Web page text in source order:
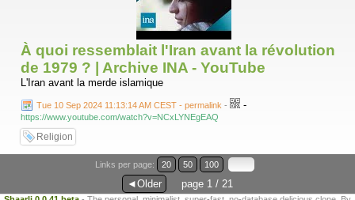
À quoi ressemblait l'Iran avant la révolution
de 1979 ? | Archive INA - YouTube
L'Iran avant la merde islamique
Tue 10 Sep 2024 11:13:14 AM CEST - permalink - -
https://www.youtube.com/watch?v=NCxLYNEgEAQ
Religion
Links per page: 20 50 100
◄Older page 1 / 21